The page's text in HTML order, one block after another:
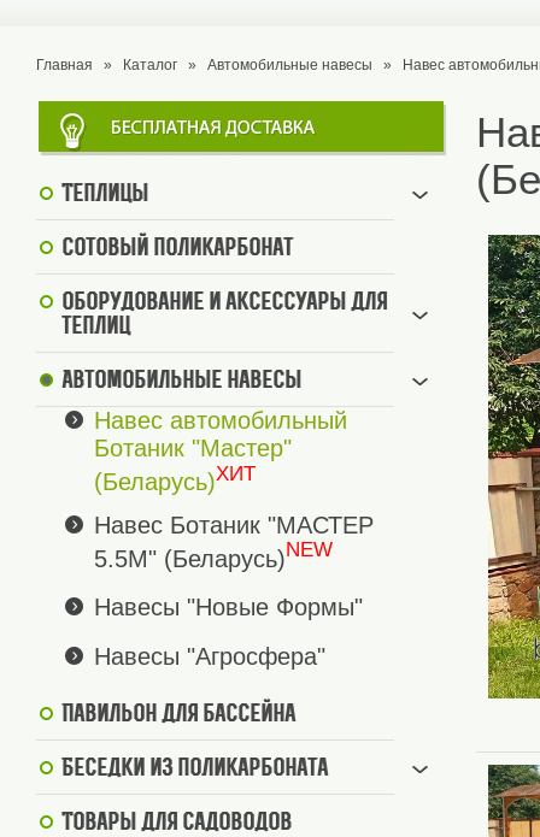
Главная » Каталог » Автомобильные навесы » Навес
Теплицы
Сотовый поликарбонат
Оборудование и аксессуары для
теплиц
Автомобильные навесы
Навес автомобильный
Ботаник "Мастер"
(Беларусь)ХИТ
Навес Ботаник "МАСТЕР
5.5М" (Беларусь)NEW
Навесы "Новые Формы"
Навесы "Агросфера"
Павильон для бассейна
Беседки из поликарбоната
Товары для садоводов